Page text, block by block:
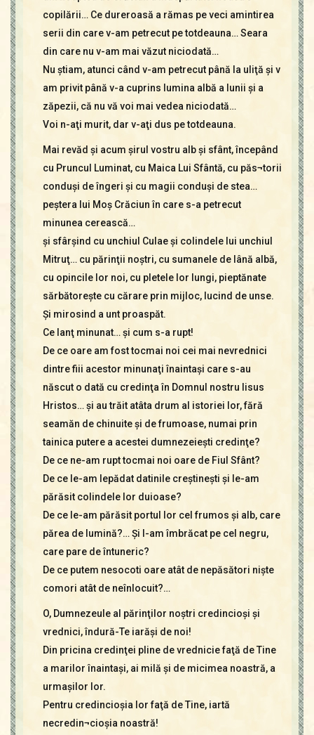
copilării… Ce dureroasă a rămas pe veci amintirea
serii din care v-am petrecut pe totdeauna… Seara
din care nu v-am mai văzut niciodată…
Nu ştiam, atunci când v-am petrecut până la uliţă şi v
am privit până v-a cuprins lumina albă a lunii şi a
zăpezii, că nu vă voi mai vedea niciodată…
Voi n-aţi murit, dar v-aţi dus pe totdeauna.
Mai revăd şi acum şirul vostru alb şi sfânt, începând
cu Pruncul Luminat, cu Maica Lui Sfântă, cu păs¬torii
conduşi de îngeri şi cu magii conduşi de stea…
peştera lui Moş Crăciun în care s-a petrecut
minunea cerească…
şi sfârşind cu unchiul Culae şi colindele lui unchiul
Mitruţ… cu părinţii noştri, cu sumanele de lână albă,
cu opincile lor noi, cu pletele lor lungi, pieptănate
sărbătoreşte cu cărare prin mijloc, lucind de unse.
Şi mirosind a unt proaspăt.
Ce lanţ minunat… şi cum s-a rupt!
De ce oare am fost tocmai noi cei mai nevrednici
dintre fiii acestor minunaţi înaintaşi care s-au
născut o dată cu credinţa în Domnul nostru Iisus
Hristos… şi au trăit atâta drum al istoriei lor, fără
seamăn de chinuite şi de frumoase, numai prin
tainica putere a acestei dumnezeieşti credinţe?
De ce ne-am rupt tocmai noi oare de Fiul Sfânt?
De ce le-am lepădat datinile creştineşti şi le-am
părăsit colindele lor duioase?
De ce le-am părăsit portul lor cel frumos şi alb, care
părea de lumină?… Şi l-am îmbrăcat pe cel negru,
care pare de întuneric?
De ce putem nesocoti oare atât de nepăsători nişte
comori atât de neînlocuit?…
O, Dumnezeule al părinţilor noştri credincioşi şi
vrednici, îndură-Te iarăşi de noi!
Din pricina credinţei pline de vrednicie faţă de Tine
a marilor înaintaşi, ai milă şi de micimea noastră, a
urmaşilor lor.
Pentru credincioşia lor faţă de Tine, iartă
necredin¬cioşia noastră!